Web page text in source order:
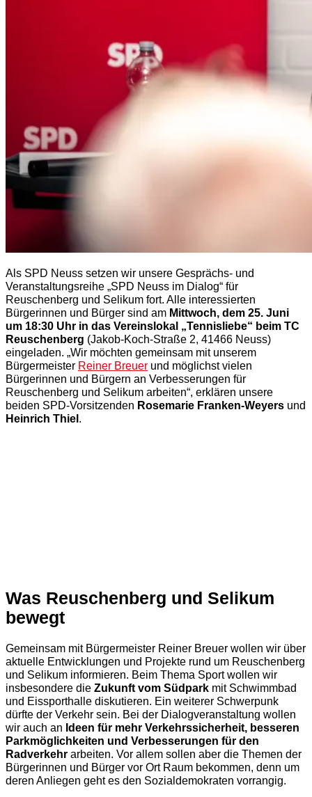
Als SPD Neuss setzen wir unsere Gesprächs- und
Veranstaltungsreihe „SPD Neuss im Dialog“ für
Reuschenberg und Selikum fort. Alle interessierten
Bürgerinnen und Bürger sind am Mittwoch, dem 25. Juni
um 18:30 Uhr in das Vereinslokal „Tennisliebe“ beim TC
Reuschenberg (Jakob-Koch-Straße 2, 41466 Neuss)
eingeladen. „Wir möchten gemeinsam mit unserem
Bürgermeister Reiner Breuer und möglichst vielen
Bürgerinnen und Bürgern an Verbesserungen für
Reuschenberg und Selikum arbeiten“, erklären unsere
beiden SPD-Vorsitzenden Rosemarie Franken-Weyers und
Heinrich Thiel.
Was Reuschenberg und Selikum
bewegt
Gemeinsam mit Bürgermeister Reiner Breuer wollen wir über
aktuelle Entwicklungen und Projekte rund um Reuschenberg
und Selikum informieren. Beim Thema Sport wollen wir
insbesondere die Zukunft vom Südpark mit Schwimmbad
und Eissporthalle diskutieren. Ein weiterer Schwerpunk
dürfte der Verkehr sein. Bei der Dialogveranstaltung wollen
wir auch an Ideen für mehr Verkehrssicherheit, besseren
Parkmöglichkeiten und Verbesserungen für den
Radverkehr arbeiten. Vor allem sollen aber die Themen der
Bürgerinnen und Bürger vor Ort Raum bekommen, denn um
deren Anliegen geht es den Sozialdemokraten vorrangig.